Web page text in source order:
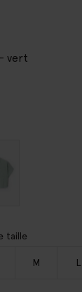
vert
taille
M L